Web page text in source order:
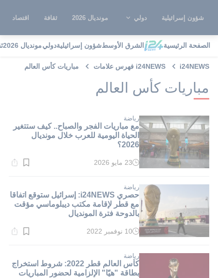
شؤون إسرائيلية دولي مونديال 2026 ثقافة اقتصاد
الصفحة الرئيسية الشرق الأوسطشؤون إسرائيليةدوليمونديال 2026
i24NEWS i24NEWS فهرس علامات مباريات كأس العالم
مباريات كأس العالم
رياضة
مع مباريات الفجر والصباح.. كيف ستتغير
الحياة اليومية للعرب خلال مونديال
2026؟
وقت
دقيقة.
23 مايو 2026
رياضة
حصري i24NEWS: إسرائيل ستوقع اتفاقا
مع قطر لإقامة مكتب ديبلوماسي مؤقت
بالدوحة فترة المونديال
وقت
دقيقة.
10 نوفمبر 2022
رياضة
كأس العالم قطر 2022: شروط استخراج
بطاقة "هيّا" الإلزامية لحضور المباريات